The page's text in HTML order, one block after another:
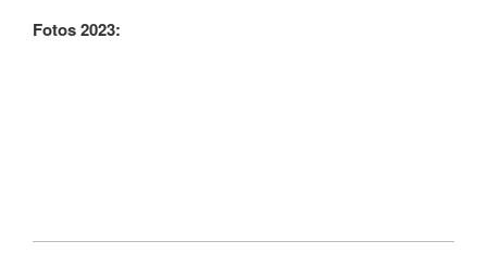
Fotos 2023: